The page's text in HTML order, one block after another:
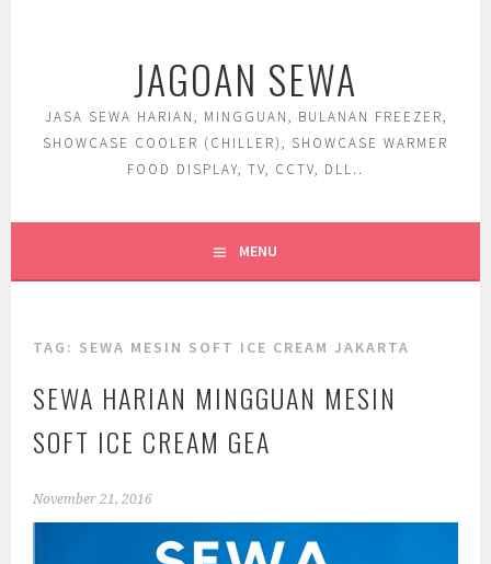
JAGOAN SEWA
JASA SEWA HARIAN, MINGGUAN, BULANAN FREEZER,
SHOWCASE COOLER (CHILLER), SHOWCASE WARMER
FOOD DISPLAY, TV, CCTV, DLL..
MENU
TAG: SEWA MESIN SOFT ICE CREAM JAKARTA
SEWA HARIAN MINGGUAN MESIN
SOFT ICE CREAM GEA
November 21, 2016